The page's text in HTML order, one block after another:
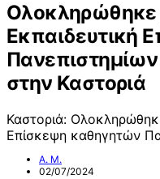
Ολοκληρώθηκε
Εκπαιδευτική
στην Καστοριά
Καστοριά:
Επίσκεψη καθηγητών
Α. Μ.
02/07/2024